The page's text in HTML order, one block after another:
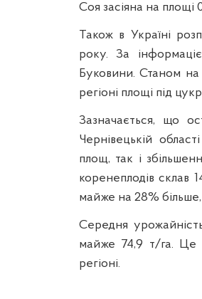
Соя засіяна на площі
Також в Україні
року. За
Буковини. Станом на
регіоні площі під
Зазначається, що
Чернівецькій
площ, так і
коренеплодів склав
майже на 28%
Середня
майже 74,9 т/га. Це
регіоні.